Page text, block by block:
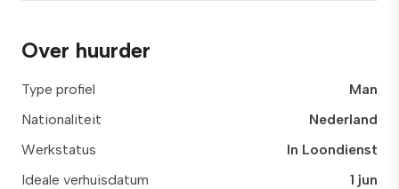
Over huurder
Type profiel
Man
Nationaliteit
Nederland
Werkstatus
In Loondienst
Ideale verhuisdatum
1 jun